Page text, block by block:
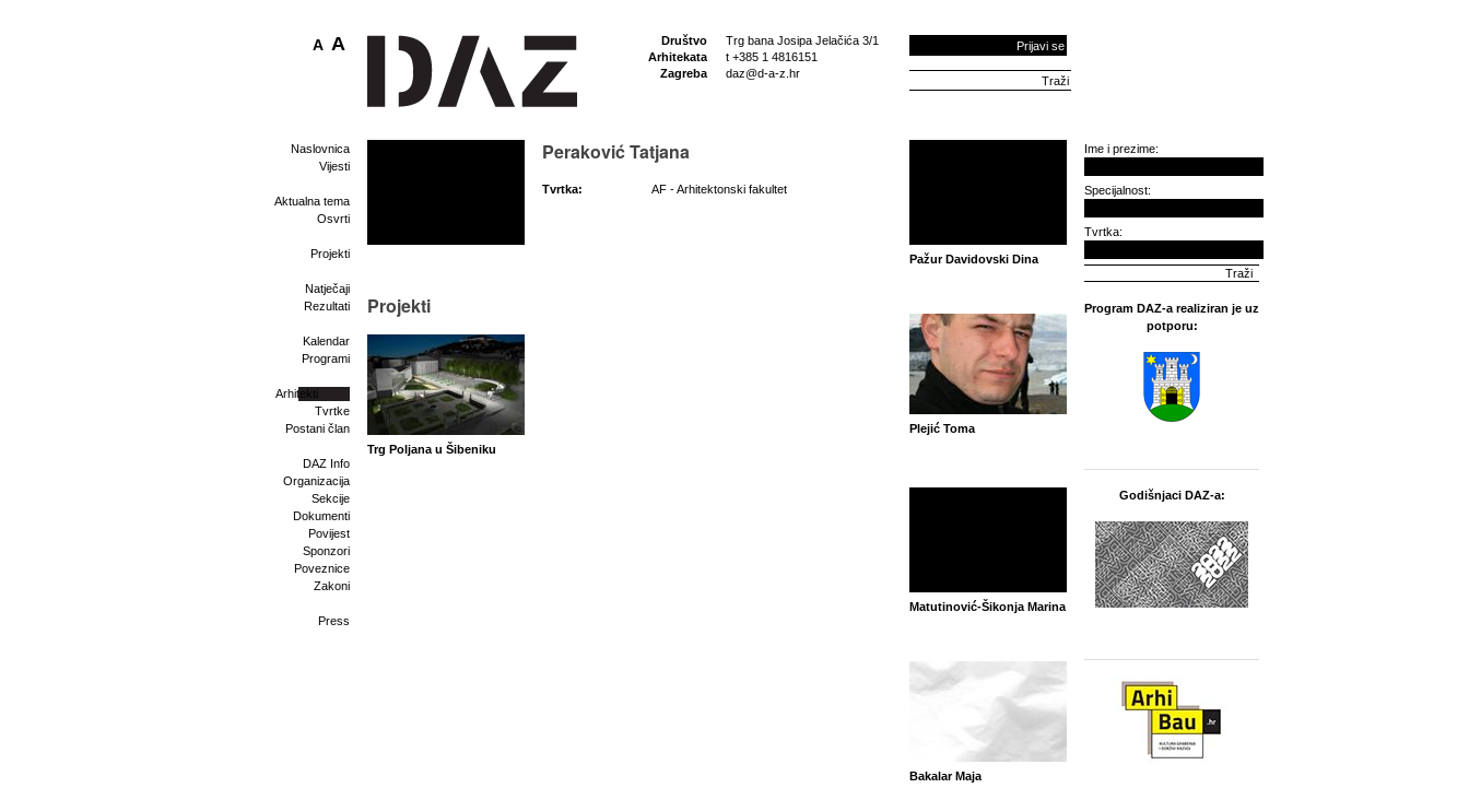
Društvo
Arhitekata
Zagreba
Trg bana Josipa Jelačića 3/1
t +385 1 4816151
daz@d-a-z.hr
Prijavi se
A A
Naslovnica
Vijesti
Aktualna tema
Osvrti
Projekti
Natječaji
Rezultati
Kalendar
Programi
Arhitekti
Tvrtke
Postani član
DAZ Info
Organizacija
Sekcije
Dokumenti
Povijest
Sponzori
Poveznice
Zakoni
Press
Peraković Tatjana
Tvrtka: AF - Arhitektonski fakultet
Projekti
Trg Poljana u Šibeniku
Pažur Davidovski Dina
Plejić Toma
Matutinović-Šikonja Marina
Bakalar Maja
Ime i prezime:
Specijalnost:
Tvrtka:
Program DAZ-a realiziran je uz
potporu:
Godišnjaci DAZ-a: